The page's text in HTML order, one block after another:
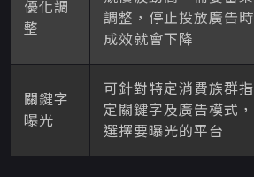
優化調
整
調整，停止投放廣告時
成效就會下降
關鍵字
曝光
可針對特定消費族群指
定關鍵字及廣告模式，
選擇要曝光的平台